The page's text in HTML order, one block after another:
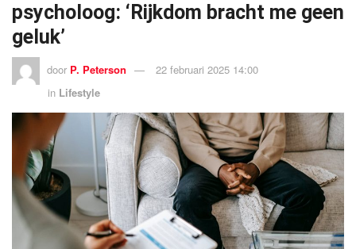
psycholoog: ‘Rijkdom bracht me geen
geluk’
door P. Peterson
22 februari 2025 14:00
in Lifestyle